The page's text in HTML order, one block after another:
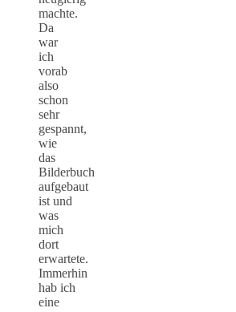
machte.
Da
war
ich
vorab
also
schon
sehr
gespannt,
wie
das
Bilderbuch
aufgebaut
ist und
was
mich
dort
erwartete.
Immerhin
hab ich
eine